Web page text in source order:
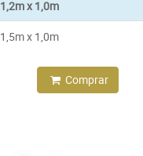
1,2m x 1,0m
1,5m x 1,0m
Comprar